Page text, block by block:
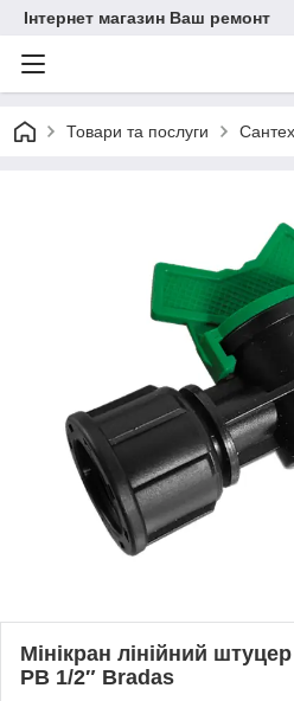
Інтернет магазин Ваш ремонт
Товари та послуги
Мінікран лінійний
РВ 1/2″ Bradas